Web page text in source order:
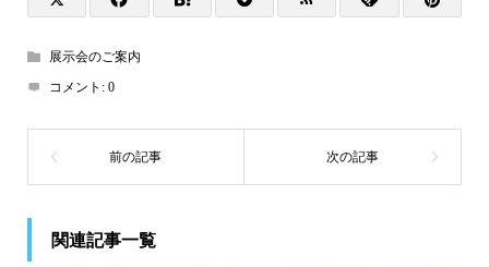
展示会のご案内
コメント: 0
関連記事一覧